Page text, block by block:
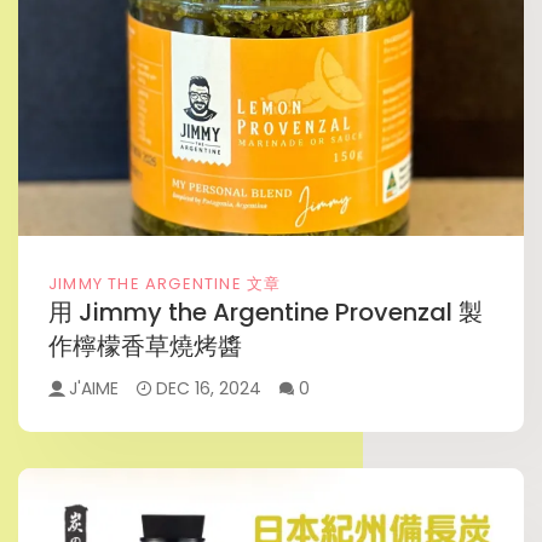
JIMMY THE ARGENTINE 文章
用 Jimmy the Argentine Provenzal 製
作檸檬香草燒烤醬
J'AIME DEC 16, 2024 0